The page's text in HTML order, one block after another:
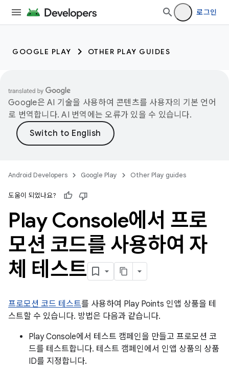
로그인
GOOGLE PLAY OTHER PLAY GUIDES
Google은 AI 기술을 사용하여 콘텐츠를 사용자의 기본 언어
로 번역합니다. AI 번역에는 오류가 있을 수 있습니다.
Android Developers Google Play Other Play guides
도움이 되었나요?
Play Console에서 프로
모션 코드를 사용하여 자
체 테스트
프로모션 코드 테스트를 사용하여 Play Points 인앱 상품을 테
스트할 수 있습니다. 방법은 다음과 같습니다.
Play Console에서 테스트 캠페인을 만들고 프로모션 코
드를 테스트합니다. 테스트 캠페인에서 인앱 상품의 상품
ID를 지정합니다.